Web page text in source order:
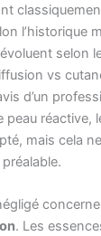
l’historique
selon
vs
d’un
peau réactive,
mais cela
concerne
. Les